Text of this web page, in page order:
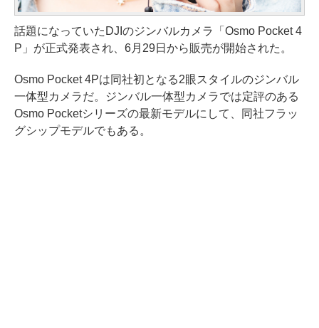
話題になっていたDJIのジンバルカメラ「Osmo Pocket 4
P」が正式発表され、6月29日から販売が開始された。
Osmo Pocket 4Pは同社初となる2眼スタイルのジンバル
一体型カメラだ。ジンバル一体型カメラでは定評のある
Osmo Pocketシリーズの最新モデルにして、同社フラッ
グシップモデルでもある。